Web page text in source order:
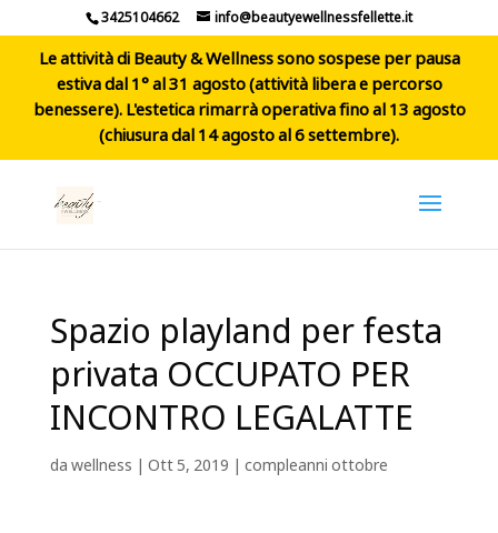
3425104662 info@beautyewellnessfellette.it
Le attività di Beauty & Wellness sono sospese per pausa
estiva dal 1° al 31 agosto (attività libera e percorso
benessere). L'estetica rimarrà operativa fino al 13 agosto
(chiusura dal 14 agosto al 6 settembre).
Spazio playland per festa
privata OCCUPATO PER
INCONTRO LEGALATTE
dawellness | Ott 5, 2019 | compleanni ottobre